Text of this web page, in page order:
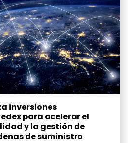
inversiones
para acelerar el
y la gestión de
de suministro